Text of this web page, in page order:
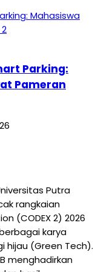
Parking:
Pameran
Putra
rangkaian
(CODEX 2) 2026
karya
hijau (Green Tech).
menghadirkan